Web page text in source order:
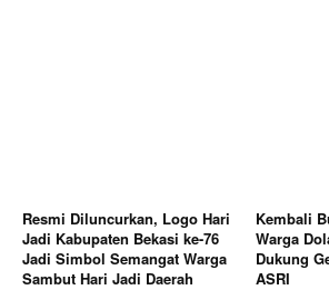
Tajam ke Bawah Tumpul ke Atas
Resmi Diluncurkan, Logo Hari
Jadi Kabupaten Bekasi ke-76
Jadi Simbol Semangat Warga
Sambut Hari Jadi Daerah
Kembali
Warga
Dukung
ASRI